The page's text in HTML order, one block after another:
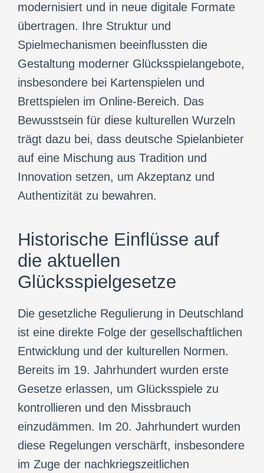
modernisiert und in neue digitale Formate
übertragen. Ihre Struktur und
Spielmechanismen beeinflussten die
Gestaltung moderner Glücksspielangebote,
insbesondere bei Kartenspielen und
Brettspielen im Online-Bereich. Das
Bewusstsein für diese kulturellen Wurzeln
trägt dazu bei, dass deutsche Spielanbieter
auf eine Mischung aus Tradition und
Innovation setzen, um Akzeptanz und
Authentizität zu bewahren.
Historische Einflüsse auf
die aktuellen
Glücksspielgesetze
Die gesetzliche Regulierung in Deutschland
ist eine direkte Folge der gesellschaftlichen
Entwicklung und der kulturellen Normen.
Bereits im 19. Jahrhundert wurden erste
Gesetze erlassen, um Glücksspiele zu
kontrollieren und den Missbrauch
einzudämmen. Im 20. Jahrhundert wurden
diese Regelungen verschärft, insbesondere
im Zuge der nachkriegszeitlichen